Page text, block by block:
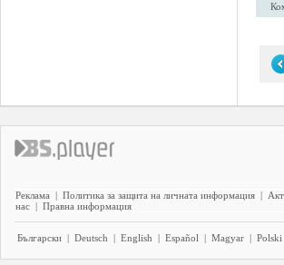
Реклама | Политика за защита на личната информация |
нас | Правна информация
Български | Deutsch | English | Español | Magyar | Polski